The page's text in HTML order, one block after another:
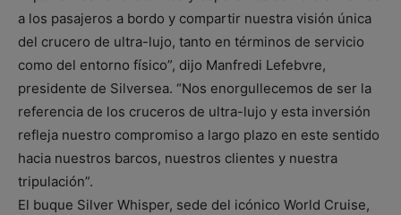
a los pasajeros a bordo y compartir nuestra visión única
del crucero de ultra-lujo, tanto en términos de servicio
como del entorno físico”, dijo Manfredi Lefebvre,
presidente de Silversea. “Nos enorgullecemos de ser la
referencia de los cruceros de ultra-lujo y esta inversión
refleja nuestro compromiso a largo plazo en este sentido
hacia nuestros barcos, nuestros clientes y nuestra
tripulación”.
El buque Silver Whisper, sede del icónico World Cruise,